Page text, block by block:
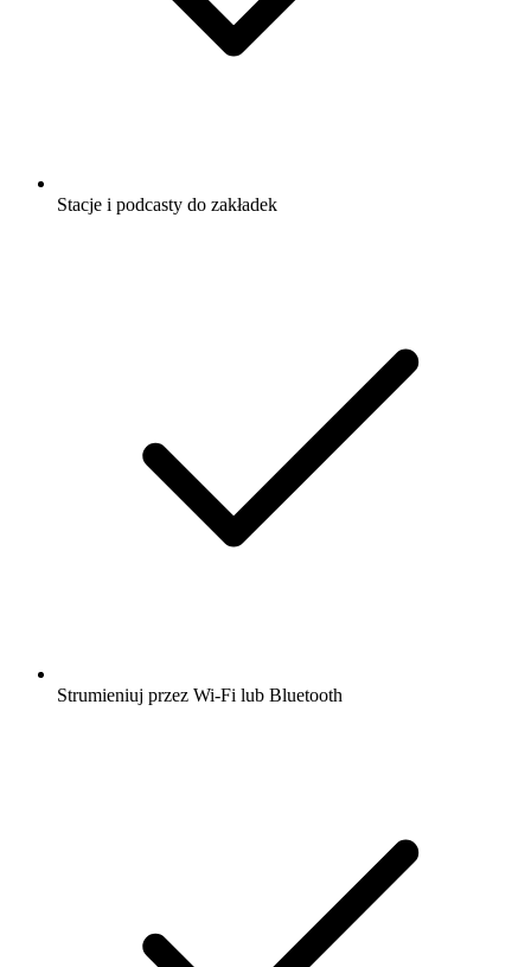
Stacje i podcasty do zakładek
Strumieniuj przez Wi-Fi lub Bluetooth